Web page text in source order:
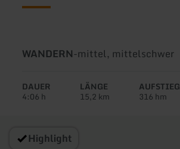
Art
Tour:
WANDERN-Schwierigkeit:
mittel, mittelschwer
DAUER
4:06 h
LÄNGE
15,2 km
AUFSTIEG
316 hm
Highlight